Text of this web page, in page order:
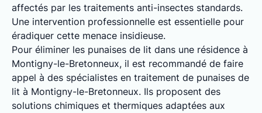
affectés par les traitements anti-insectes standards.
Une intervention professionnelle est essentielle pour
éradiquer cette menace insidieuse.
Pour éliminer les punaises de lit dans une résidence à
Montigny-le-Bretonneux, il est recommandé de faire
appel à des spécialistes en traitement de punaises de
lit à Montigny-le-Bretonneux. Ils proposent des
solutions chimiques et thermiques adaptées aux